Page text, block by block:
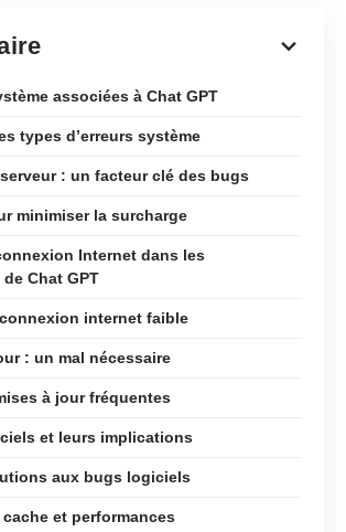
associées à Chat GPT
types d’erreurs système
: un facteur clé des bugs
minimiser la surcharge
Internet dans les
Chat GPT
internet faible
: un mal nécessaire
à jour fréquentes
et leurs implications
aux bugs logiciels
cache et performances